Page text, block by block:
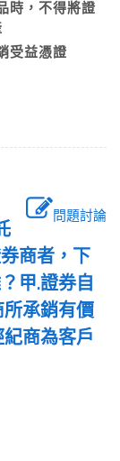
時，不得將證
受益憑證
問題討論
商者，下
甲.證券自
承銷有價
商為客戶